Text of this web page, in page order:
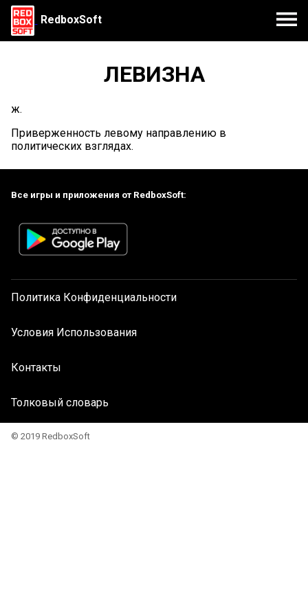
RedboxSoft
ЛЕВИЗНА
ж.
Приверженность левому направлению в
политических взглядах.
Все игры и приложения от RedboxSoft:
Политика Конфиденциальности
Условия Использования
Контакты
Толковый словарь
© 2019 RedboxSoft